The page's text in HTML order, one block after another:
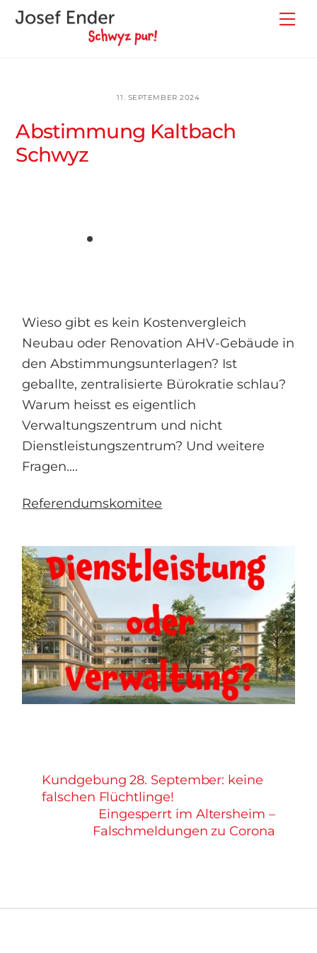
Skip
11. SEPTEMBER 2024
Abstimmung Kaltbach
Schwyz
Wieso gibt es kein Kostenvergleich
Neubau oder Renovation AHV-Gebäude in
den Abstimmungsunterlagen? Ist
geballte, zentralisierte Bürokratie schlau?
Warum heisst es eigentlich
Verwaltungszentrum und nicht
Dienstleistungszentrum? Und weitere
Fragen….
Referendumskomitee
Kundgebung 28. September: keine
falschen Flüchtlinge!
Eingesperrt im Altersheim –
Falschmeldungen zu Corona